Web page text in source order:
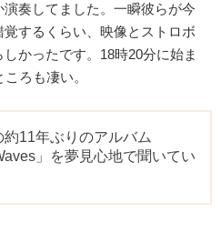
奏してました。一瞬彼らが今
するくらい、映像とストロボ
かったです。18時20分に始ま
ろも凄い。